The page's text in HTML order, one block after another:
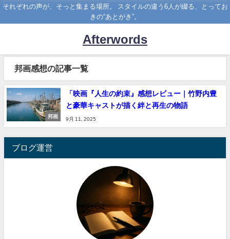
それぞれの声が、そっと集まる場所。 スタイルの違う6人が綴る、とってお
きの“あとがき”。
Afterwords
邦画感想の記事一覧
邦画
「映画『人生の約束』感想レビュー｜竹野内豊
と豪華キャストが描く絆と再生の物語
9月 11, 2025
ブログ運営